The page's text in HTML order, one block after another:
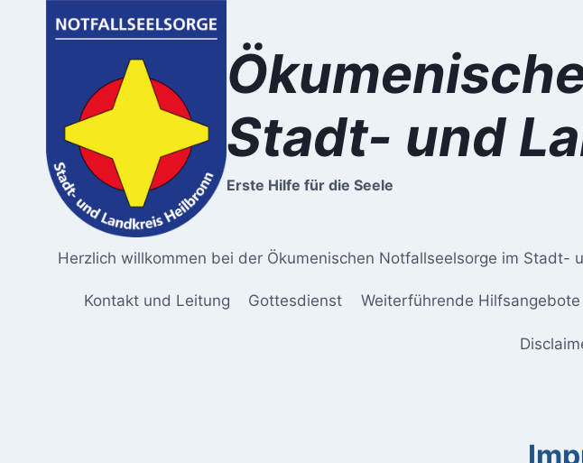
Stadt- und
Erste Hilfe für die Seele
Herzlich willkommen bei der Ökumenischen Notfallseelsorge im Stadt-
Kontakt und Leitung Gottesdienst Weiterführende Hilfsangebote